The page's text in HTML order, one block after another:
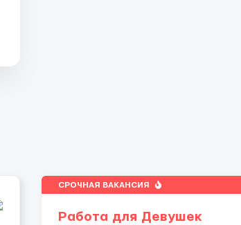
СРОЧНАЯ ВАКАНСИЯ
Работа для Девушек